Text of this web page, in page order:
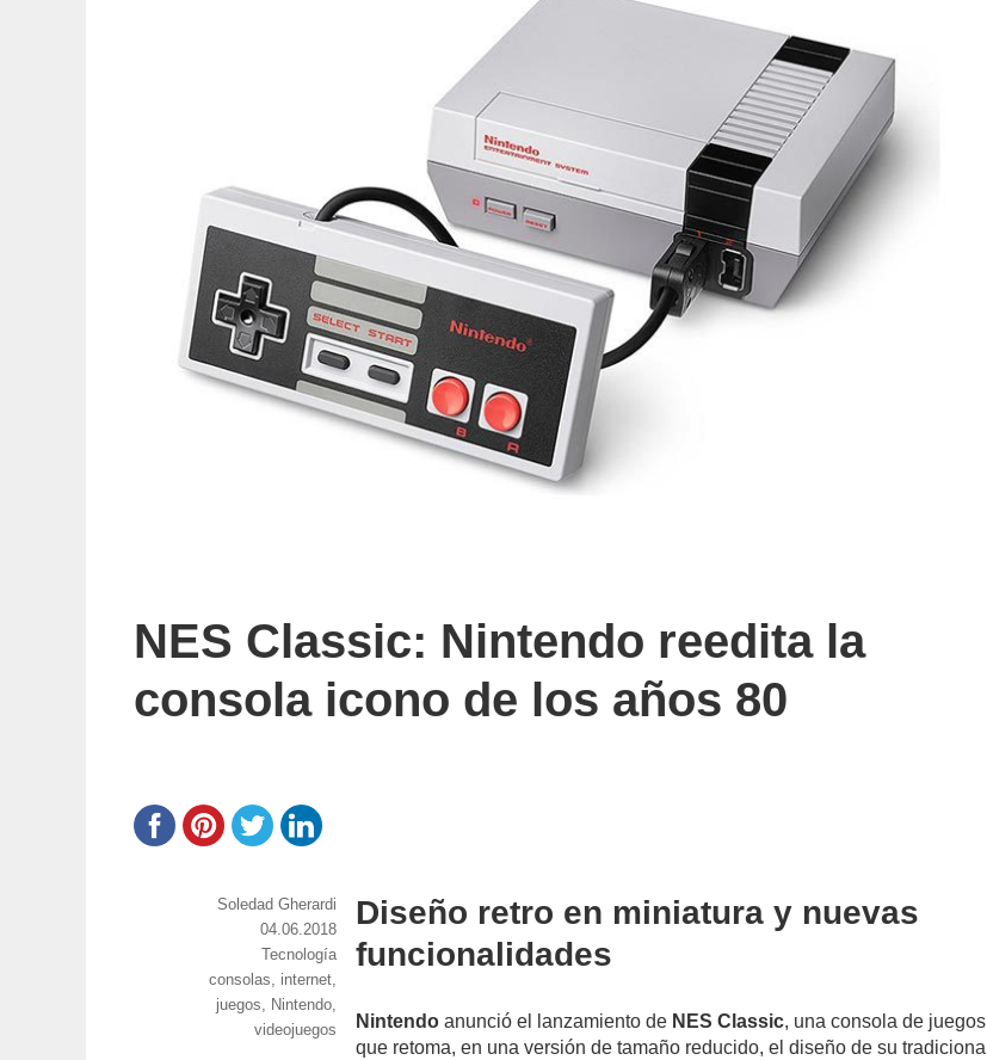
NES Classic: Nintendo reedita la
consola icono de los años 80
Diseño retro en miniatura y nuevas
funcionalidades
Nintendo anunció el lanzamiento de NES Classic, una consola de juegos
que retoma, en una versión de tamaño reducido, el diseño de su tradicional
https://www.experimenta.es/author/soledad-
gherardi/
Soledad Gherardi
Publicado
el
04.06.2018
Categorías
Tecnología
Etiquetas
consolas, internet,
juegos, Nintendo,
videojuegos